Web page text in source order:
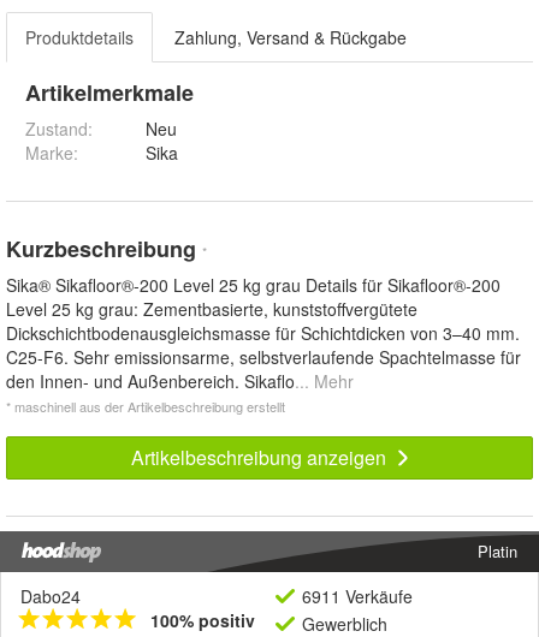
Produktdetails Zahlung, Versand & Rückgabe
Artikelmerkmale
Zustand:
Neu
Marke:
Sika
Kurzbeschreibung *
Sika® Sikafloor®-200 Level 25 kg grau Details für Sikafloor®-200
Level 25 kg grau: Zementbasierte, kunststoffvergütete
Dickschichtbodenausgleichsmasse für Schichtdicken von 3–40 mm.
C25-F6. Sehr emissionsarme, selbstverlaufende Spachtelmasse für
den Innen- und Außenbereich. Sikaflo... Mehr
* maschinell aus der Artikelbeschreibung erstellt
Artikelbeschreibung anzeigen
Platin
Dabo24
100% positiv
6911 Verkäufe
Gewerblich